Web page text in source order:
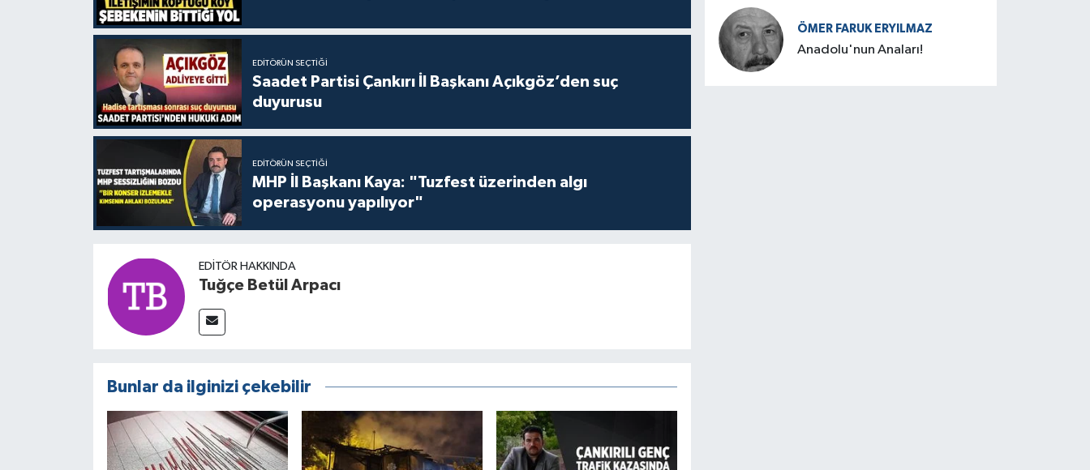
EDITÖRÜN SEÇTIĞI
Saadet Partisi Çankırı İl Başkanı Açıkgöz’den suç
duyurusu
EDITÖRÜN SEÇTIĞI
MHP İl Başkanı Kaya: "Tuzfest üzerinden algı
operasyonu yapılıyor"
EDITÖR HAKKINDA
Tuğçe Betül Arpacı
Bunlar da ilginizi çekebilir
ÖMER FARUK ERYILMAZ
Anadolu'nun Anaları!